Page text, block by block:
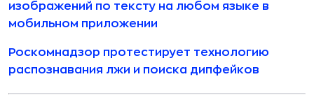
изображений по тексту на любом языке в
мобильном приложении
Роскомнадзор протестирует технологию
распознавания лжи и поиска дипфейков